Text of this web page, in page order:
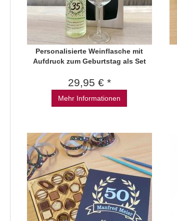
Personalisierte Weinflasche mit
Aufdruck zum Geburtstag als Set
29,95 € *
Mehr Informationen